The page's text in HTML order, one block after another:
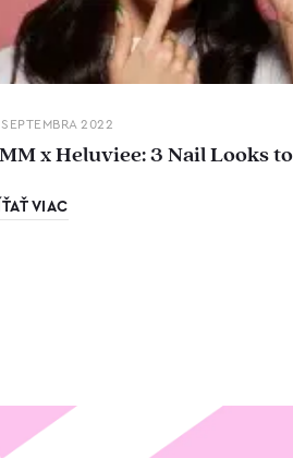
2022
x Heluviee: 3 Nail Looks
VIAC